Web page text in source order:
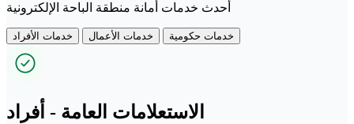
أحدث خدمات أمانة منطقة الباحة الإلكترونية
خدمات الأفراد خدمات الأعمال خدمات حكومية
الاستعلامات العامة - أفراد